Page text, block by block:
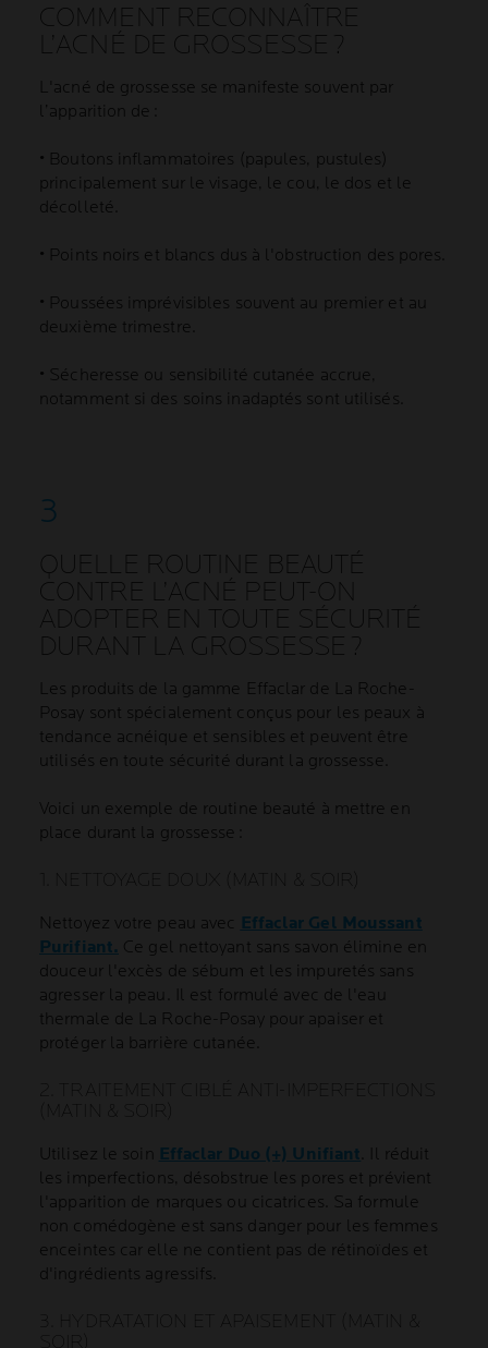
COMMENT RECONNAÎTRE
L’ACNÉ DE GROSSESSE ?
L'acné de grossesse se manifeste souvent par
l’apparition de :
• Boutons inflammatoires (papules, pustules)
principalement sur le visage, le cou, le dos et le
décolleté.
• Points noirs et blancs dus à l'obstruction des pores.
• Poussées imprévisibles souvent au premier et au
deuxième trimestre.
• Sécheresse ou sensibilité cutanée accrue,
notamment si des soins inadaptés sont utilisés.
QUELLE ROUTINE BEAUTÉ
CONTRE L’ACNÉ PEUT-ON
ADOPTER EN TOUTE SÉCURITÉ
DURANT LA GROSSESSE ?
Les produits de la gamme Effaclar de La Roche-
Posay sont spécialement conçus pour les peaux à
tendance acnéique et sensibles et peuvent être
utilisés en toute sécurité durant la grossesse.
Voici un exemple de routine beauté à mettre en
place durant la grossesse :
Nettoyez votre peau avec Effaclar Gel Moussant
Purifiant. Ce gel nettoyant sans savon élimine en
douceur l'excès de sébum et les impuretés sans
agresser la peau. Il est formulé avec de l'eau
thermale de La Roche-Posay pour apaiser et
protéger la barrière cutanée.
Utilisez le soin Effaclar Duo (+) Unifiant . Il réduit
les imperfections, désobstrue les pores et prévient
l'apparition de marques ou cicatrices. Sa formule
non comédogène est sans danger pour les femmes
enceintes car elle ne contient pas de rétinoïdes et
d'ingrédients agressifs.
3. HYDRATATION ET APAISEMENT (MATIN &